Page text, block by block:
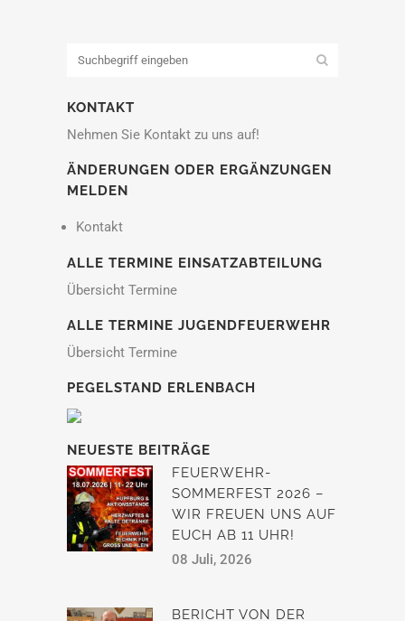
KONTAKT
Nehmen Sie Kontakt zu uns auf!
ÄNDERUNGEN ODER ERGÄNZUNGEN
MELDEN
Kontakt
ALLE TERMINE EINSATZABTEILUNG
Übersicht Termine
ALLE TERMINE JUGENDFEUERWEHR
Übersicht Termine
PEGELSTAND ERLENBACH
NEUESTE BEITRÄGE
FEUERWEHR-
SOMMERFEST 2026 –
WIR FREUEN UNS AUF
EUCH AB 11 UHR!
08 Juli, 2026
BERICHT VON DER